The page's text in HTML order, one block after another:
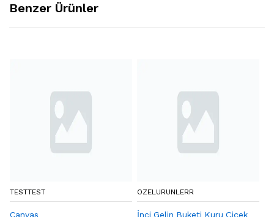
Benzer Ürünler
TESTTEST
Canvas
OZELURUNLERR
İnci Gelin Buketi Kuru Çiçek